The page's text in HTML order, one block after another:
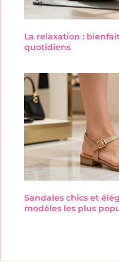
La relaxation :
quotidiens
Sandales chics et
modèles les plus